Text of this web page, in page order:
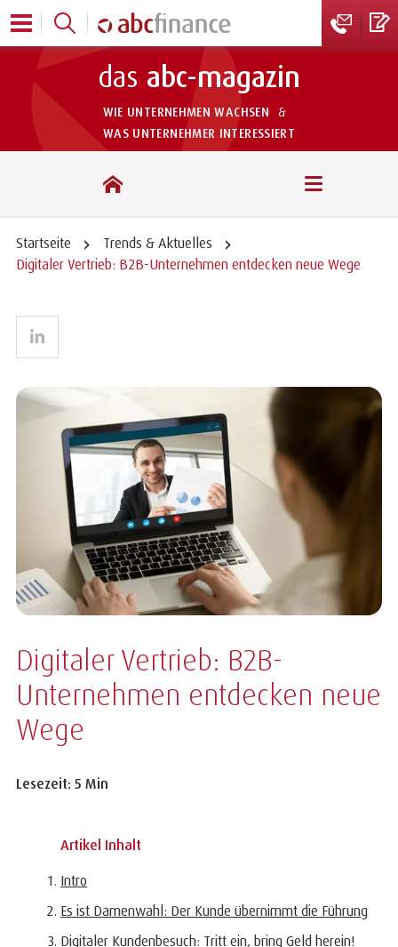
das abc-magazin
WIE UNTERNEHMEN WACHSEN
&
WAS UNTERNEHMER INTERESSIERT
das abc-magazin
Startseite
Trends & Aktuelles
Digitaler Vertrieb: B2B-Unternehmen entdecken neue Wege
LinkedIn
Digitaler Vertrieb: B2B-
Unternehmen entdecken neue
Wege
Lesezeit: 5 Min
Artikel Inhalt
Intro
Es ist Damenwahl: Der Kunde übernimmt die Führung
Digitaler Kundenbesuch: Tritt ein, bring Geld herein!